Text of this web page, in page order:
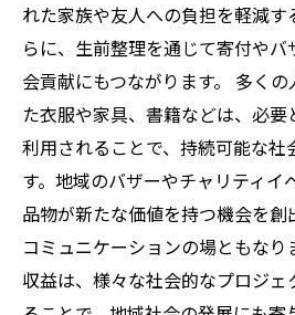
れた家族や友人への負担を軽減す
らに、生前整理を通じて寄付や
会貢献にもつながります。 多く
た衣服や家具、書籍などは、必
利用されることで、持続可能な社
す。地域のバザーやチャリティイ
品物が新たな価値を持つ機会を
コミュニケーションの場ともなり
収益は、様々な社会的なプロジ